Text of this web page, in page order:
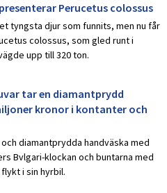
Perucetus colossus
tyngsta djur som funnits, men nu får
colossus, som gled runt i
upp till 320 ton.
tar en diamantprydd
kronor i kontanter och
diamantprydda handväska med
Bvlgari-klockan och buntarna med
i sin hyrbil.